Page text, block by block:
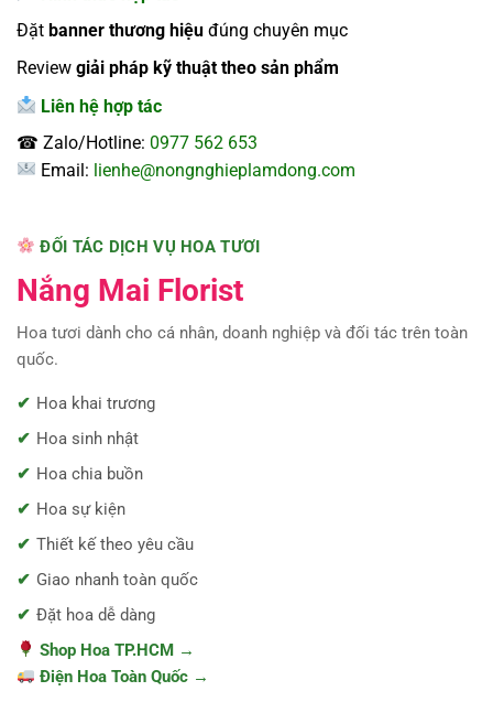
Đặt banner thương hiệu đúng chuyên mục
Review giải pháp kỹ thuật theo sản phẩm
Liên hệ hợp tác
☎ Zalo/Hotline: 0977 562 653
Email: lienhe@nongnghieplamdong.com
ĐỐI TÁC DỊCH VỤ HOA TƯƠI
Nắng Mai Florist
Hoa tươi dành cho cá nhân, doanh nghiệp và đối tác trên toàn
quốc.
Hoa khai trương
Hoa sinh nhật
Hoa chia buồn
Hoa sự kiện
Thiết kế theo yêu cầu
Giao nhanh toàn quốc
Đặt hoa dễ dàng
Shop Hoa TP.HCM →
Điện Hoa Toàn Quốc →